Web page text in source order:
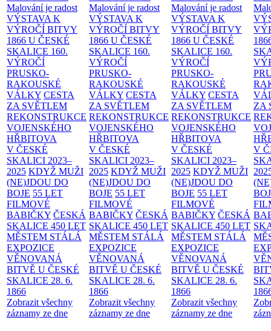
Malování je radost
VÝSTAVA K
VÝROČÍ BITVY
1866 U ČESKÉ
SKALICE 160.
VÝROČÍ
PRUSKO-
RAKOUSKÉ
VÁLKY CESTA
ZA SVĚTLEM
REKONSTRUKCE
VOJENSKÉHO
HŘBITOVA
V ČESKÉ
SKALICI 2023–
2025 KDYŽ MUŽI
(NE)JDOU DO
BOJE 55 LET
FILMOVÉ
BABIČKY ČESKÁ
SKALICE 450 LET
MĚSTEM STÁLÁ
EXPOZICE
VĚNOVANÁ
BITVĚ U ČESKÉ
SKALICE 28. 6.
1866
Zobrazit všechny
záznamy ze dne
Malování je radost
VÝSTAVA K
VÝROČÍ BITVY
1866 U ČESKÉ
SKALICE 160.
VÝROČÍ
PRUSKO-
RAKOUSKÉ
VÁLKY CESTA
ZA SVĚTLEM
REKONSTRUKCE
VOJENSKÉHO
HŘBITOVA
V ČESKÉ
SKALICI 2023–
2025 KDYŽ MUŽI
(NE)JDOU DO
BOJE 55 LET
FILMOVÉ
BABIČKY ČESKÁ
SKALICE 450 LET
MĚSTEM STÁLÁ
EXPOZICE
VĚNOVANÁ
BITVĚ U ČESKÉ
SKALICE 28. 6.
1866
Zobrazit všechny
záznamy ze dne
Malování je radost
VÝSTAVA K
VÝROČÍ BITVY
1866 U ČESKÉ
SKALICE 160.
VÝROČÍ
PRUSKO-
RAKOUSKÉ
VÁLKY CESTA
ZA SVĚTLEM
REKONSTRUKCE
VOJENSKÉHO
HŘBITOVA
V ČESKÉ
SKALICI 2023–
2025 KDYŽ MUŽI
(NE)JDOU DO
BOJE 55 LET
FILMOVÉ
BABIČKY ČESKÁ
SKALICE 450 LET
MĚSTEM STÁLÁ
EXPOZICE
VĚNOVANÁ
BITVĚ U ČESKÉ
SKALICE 28. 6.
1866
Zobrazit všechny
záznamy ze dne
ZA
V